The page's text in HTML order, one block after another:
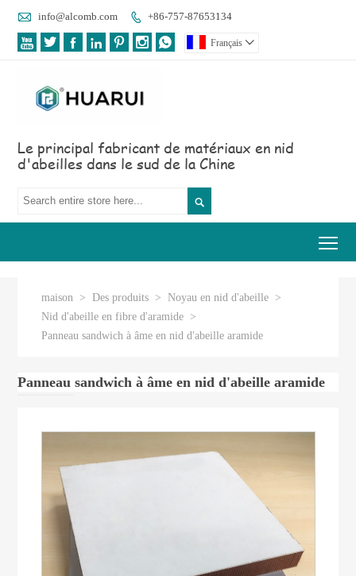
 info@alcomb.com  +86-757-87653134
       Français 
Le principal fabricant de matériaux en nid
d'abeilles dans le sud de la Chine

maison > Des produits > Noyau en nid d'abeille >
Nid d'abeille en fibre d'aramide >
Panneau sandwich à âme en nid d'abeille aramide
Panneau sandwich à âme en nid d'abeille aramide